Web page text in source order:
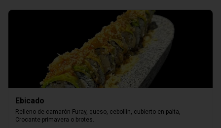
Ebicado
Relleno de camarón Furay, queso, cebollin, cubierto en palta,
Crocante primavera o brotes.